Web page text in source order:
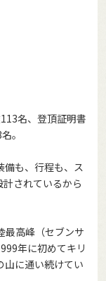
名、登頂証明書
。
備も、行程も、ス
されているから
最高峰（セブンサ
年に初めてキリ
山に通い続けてい